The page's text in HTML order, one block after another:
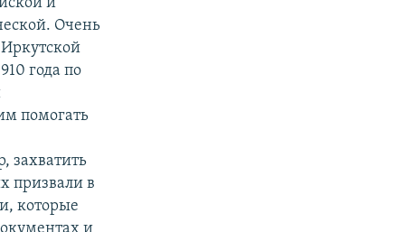
Очень
Иркутской
года по
помогать
захватить
призвали в
которые
и